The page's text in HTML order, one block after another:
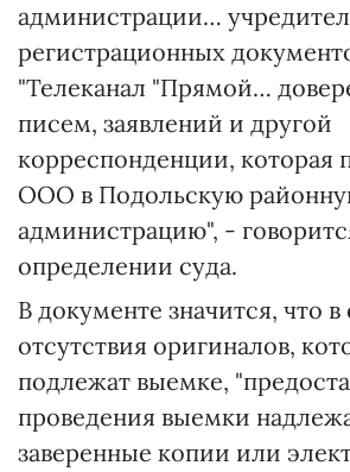
администрации…
регистрационных
"Телеканал "Прямой…
писем, заявлений и другой
корреспонденции, которая
ООО в Подольскую
администрацию", -
определении суда.
В документе значится, что в
отсутствия оригиналов,
подлежат выемке,
проведения выемки
заверенные копии или